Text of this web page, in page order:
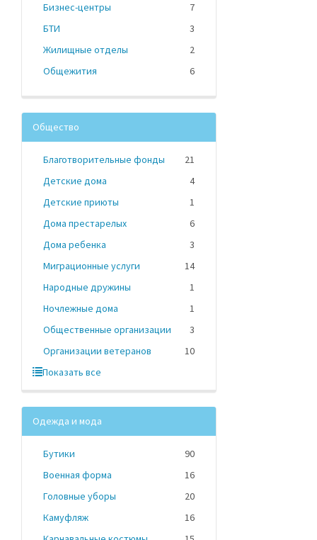
Бизнес-центры
7
БТИ
3
Жилищные отделы
2
Общежития
6
Общество
Благотворительные фонды
21
Детские дома
4
Детские приюты
1
Дома престарелых
6
Дома ребенка
3
Миграционные услуги
14
Народные дружины
1
Ночлежные дома
1
Общественные организации
3
Организации ветеранов
10
Показать все
Одежда и мода
Бутики
90
Военная форма
16
Головные уборы
20
Камуфляж
16